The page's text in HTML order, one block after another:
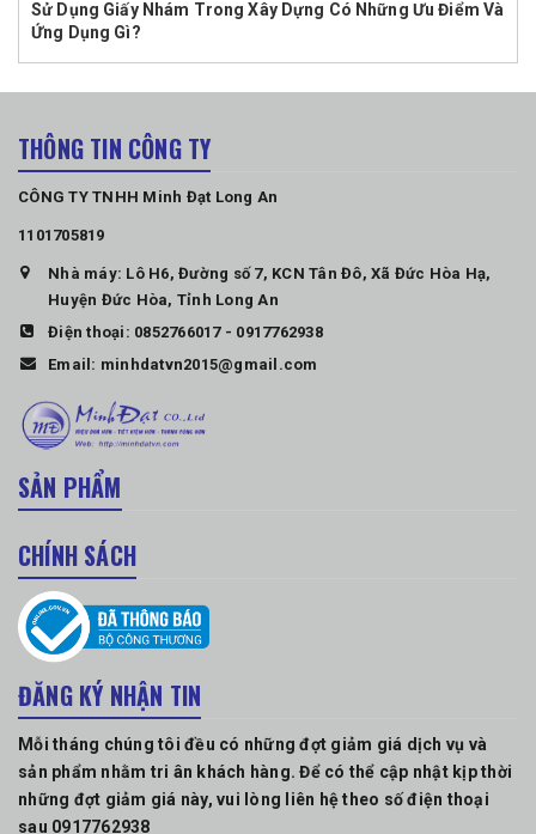
Sử Dụng Giấy Nhám Trong Xây Dựng Có Những Ưu Điểm Và
Ứng Dụng Gì?
THÔNG TIN CÔNG TY
CÔNG TY TNHH Minh Đạt Long An
1101705819
Nhà máy: Lô H6, Đường số 7, KCN Tân Đô, Xã Đức Hòa Hạ,
Huyện Đức Hòa, Tỉnh Long An
Điện thoại: 0852766017- 0917762938
Email: minhdatvn2015@gmail.com
SẢN PHẨM
CHÍNH SÁCH
ĐĂNG KÝ NHẬN TIN
Mỗi tháng chúng tôi đều có những đợt giảm giá dịch vụ và
sản phẩm nhằm tri ân khách hàng. Để có thể cập nhật kịp thời
những đợt giảm giá này, vui lòng liên hệ theo số điện thoại
sau 0917762938